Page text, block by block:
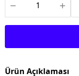
Ürün Açıklaması